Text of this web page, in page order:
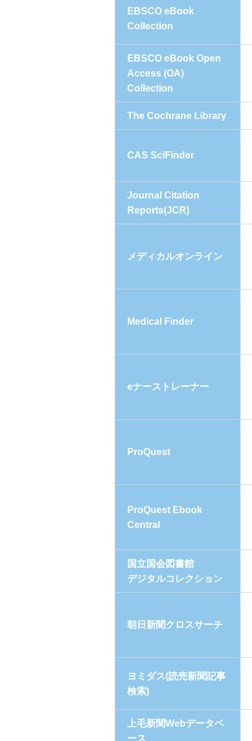
EBSCO eBook
Collection
EBSCO eBook Open
Access (OA)
Collection
The Cochrane Library
CAS SciFinder
Journal Citation
Reports(JCR)
メディカルオンライン
Medical Finder
eナーストレーナー
ProQuest
ProQuest Ebook
Central
国立国会図書館
デジタルコレクション
朝日新聞クロスサーチ
ヨミダス(読売新聞記事
検索)
上毛新聞Webデータベ
ース